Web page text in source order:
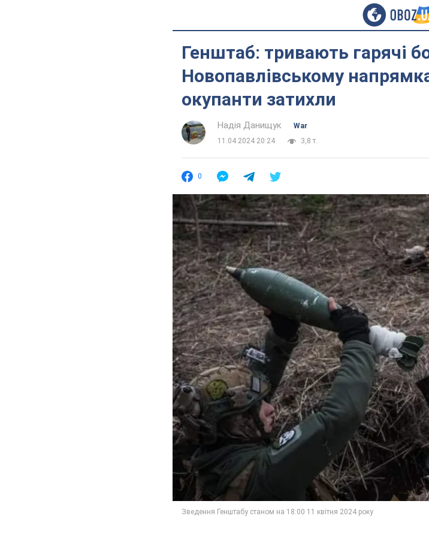
Генштаб: тривають гарячі
Новопавлівському
окупанти затихли
Надія Данищук
War
11.04.2024 20:24
3,8 т.
0